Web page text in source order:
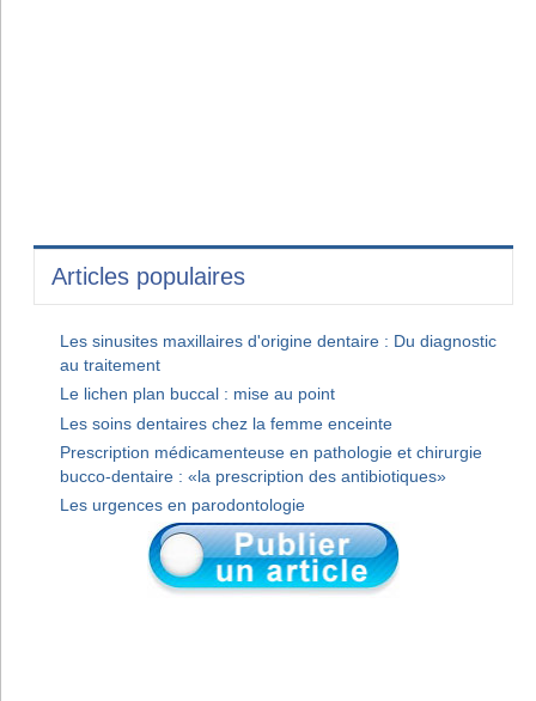
Articles populaires
Les sinusites maxillaires d'origine dentaire : Du diagnostic
au traitement
Le lichen plan buccal : mise au point
Les soins dentaires chez la femme enceinte
Prescription médicamenteuse en pathologie et chirurgie
bucco-dentaire : «la prescription des antibiotiques»
Les urgences en parodontologie